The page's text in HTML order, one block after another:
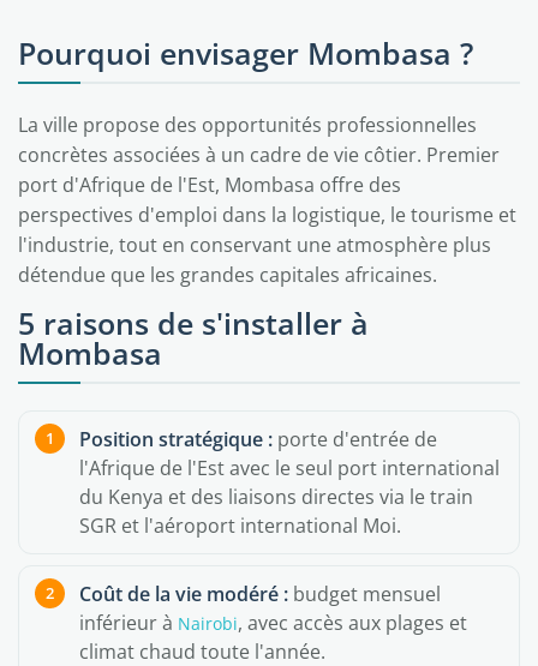
Pourquoi envisager Mombasa ?
La ville propose des opportunités professionnelles
concrètes associées à un cadre de vie côtier. Premier
port d'Afrique de l'Est, Mombasa offre des
perspectives d'emploi dans la logistique, le tourisme et
l'industrie, tout en conservant une atmosphère plus
détendue que les grandes capitales africaines.
5 raisons de s'installer à
Mombasa
Position stratégique : porte d'entrée de
l'Afrique de l'Est avec le seul port international
du Kenya et des liaisons directes via le train
SGR et l'aéroport international Moi.
Coût de la vie modéré : budget mensuel
inférieur à Nairobi, avec accès aux plages et
climat chaud toute l'année.